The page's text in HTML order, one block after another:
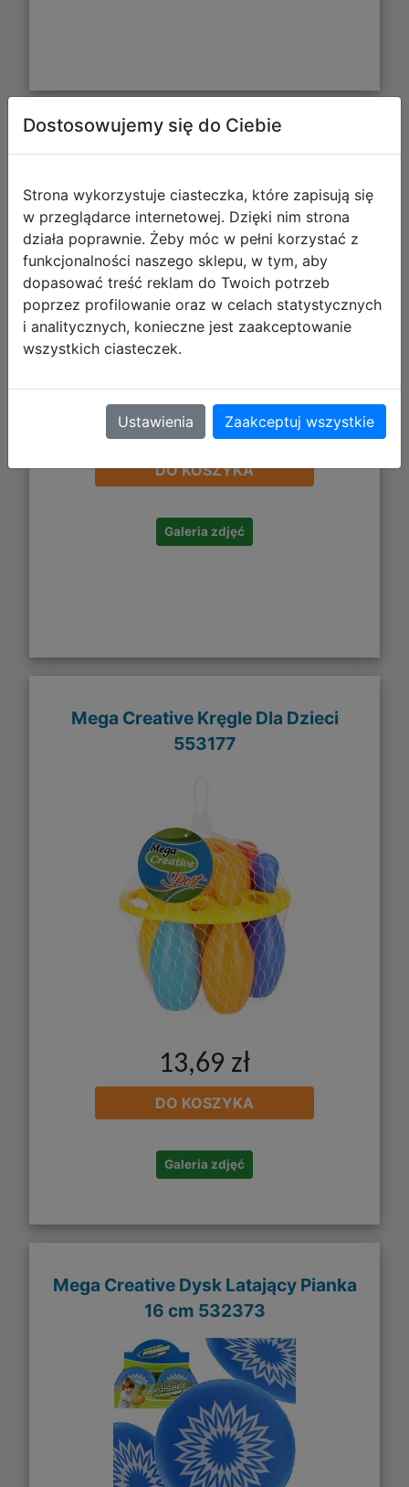
Władca Pierścieni: Pojedynek o
117,53 zł
DO KOSZYKA
Galeria zdjęć
Mega Creative Kręgle Dla Dzieci
553177
13,69 zł
DO KOSZYKA
Galeria zdjęć
Mega Creative Dysk Latający Pianka
16 cm 532373
Dostosowujemy się do Ciebie
Strona wykorzystuje ciasteczka, które zapisują się
w przeglądarce internetowej. Dzięki nim strona
działa poprawnie. Żeby móc w pełni korzystać z
funkcjonalności naszego sklepu, w tym, aby
dopasować treść reklam do Twoich potrzeb
poprzez profilowanie oraz w celach statystycznych
i analitycznych, konieczne jest zaakceptowanie
wszystkich ciasteczek.
Ustawienia Zaakceptuj wszystkie